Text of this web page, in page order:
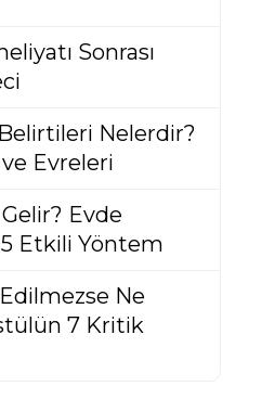
Sonrası
Nelerdir?
Evreleri
Evde
Etkili Yöntem
Ne
7 Kritik